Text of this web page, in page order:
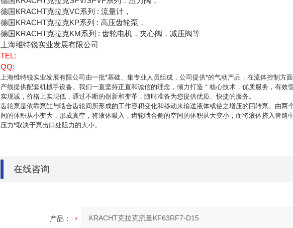
德国KRACHT克拉克VC系列 : 流量计，
德国KRACHT克拉克KP系列 : 高压齿轮泵，
德国KRACHT克拉克KM系列 : 齿轮电机，夹心阀，减压阀等
上海维特锐实业发展有限公司
TEL:
QQ:
上海维特锐实业发展有限公司由一批*基础、集专业人员组成，公司提供*的气动产品，在流体控制方
产线提供配套机械手设备。我们一直坚持正直和诚信的理念，倾力打造＂核心技术，优质服务，有
实现诚，价格上实现低，通过不断的创新和变革，随时准备为您提供优质、快捷的服务。
齿轮泵是依靠泵缸与啮合齿轮间所形成的工作容积变化和移动来输送液体或使之增压的回转泵。由
间的体积从小变大，形成真空，将液体吸入，齿轮啮合侧的空间的体积从大变小，而将液体挤入管
压力*取决于泵出口处阻力的大小。
在线咨询
产品：